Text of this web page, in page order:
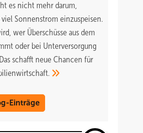
es nicht mehr darum,
Sonnenstrom einzuspeisen.
wer Überschüsse aus dem
oder bei Unterversorgung
schafft neue Chancen für
Einträge